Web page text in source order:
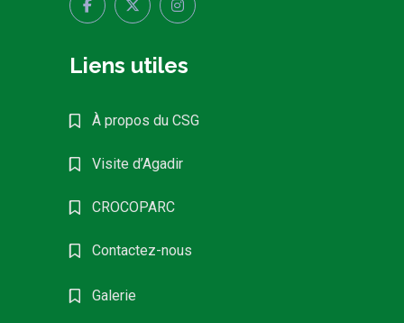
Liens utiles
À propos du CSG
Visite d’Agadir
CROCOPARC
Contactez-nous
Galerie